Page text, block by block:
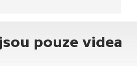
lidé? Jak těžké byly jejich
pouze videa